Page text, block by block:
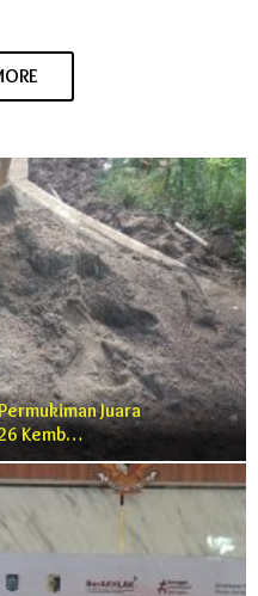
Juara
Kemb…